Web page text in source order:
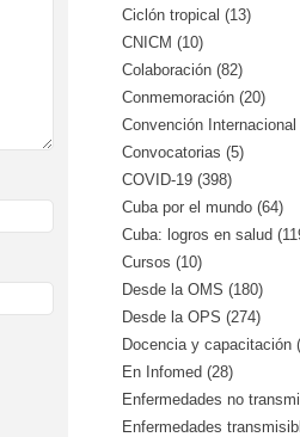
Ciclón tropical (13)
CNICM (10)
Colaboración (82)
Conmemoración (20)
Convención
Convocatorias (5)
COVID-19 (398)
Cuba por el mundo (64)
Cuba: logros en salud
Cursos (10)
Desde la OMS (180)
Desde la OPS (274)
Docencia y capacitación
En Infomed (28)
Enfermedades no
Enfermedades